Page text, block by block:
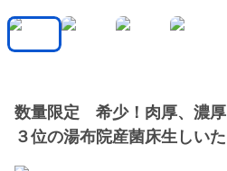
数量限定 希少！肉厚、濃
３位の湯布院産菌床生しい